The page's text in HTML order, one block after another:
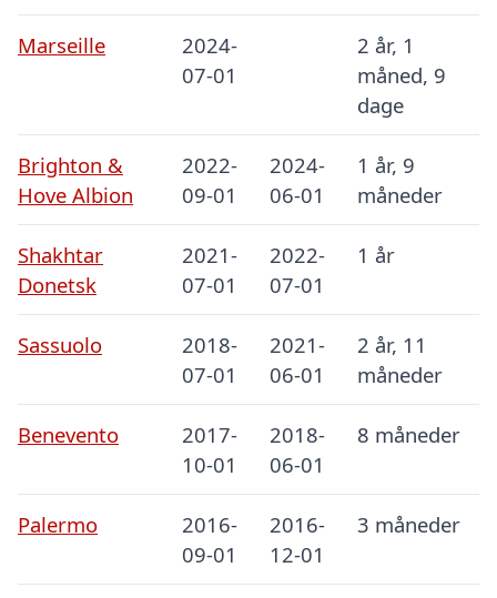
Marseille
2024-
07-01
2 år, 1
måned, 9
dage
Brighton &
Hove Albion
2022-
09-01
2024-
06-01
1 år, 9
måneder
Shakhtar
Donetsk
2021-
07-01
2022-
07-01
1 år
Sassuolo
2018-
07-01
2021-
06-01
2 år, 11
måneder
Benevento
2017-
10-01
2018-
06-01
8 måneder
Palermo
2016-
09-01
2016-
12-01
3 måneder